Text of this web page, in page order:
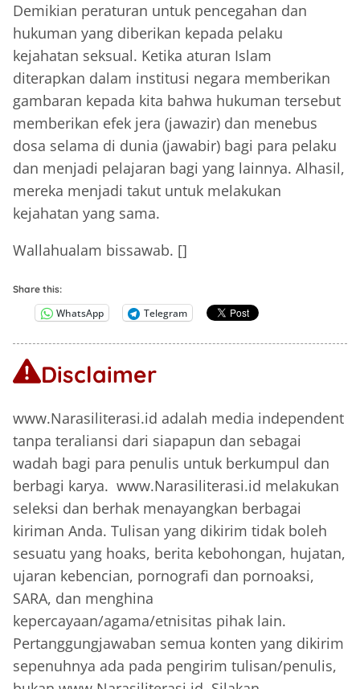
Demikian peraturan untuk pencegahan dan
hukuman yang diberikan kepada pelaku
kejahatan seksual. Ketika aturan Islam
diterapkan dalam institusi negara memberikan
gambaran kepada kita bahwa hukuman tersebut
memberikan efek jera (jawazir) dan menebus
dosa selama di dunia (jawabir) bagi para pelaku
dan menjadi pelajaran bagi yang lainnya. Alhasil,
mereka menjadi takut untuk melakukan
kejahatan yang sama.
Wallahualam bissawab. []
Share this:
WhatsApp Telegram
Disclaimer
www.Narasiliterasi.id adalah media independent
tanpa teraliansi dari siapapun dan sebagai
wadah bagi para penulis untuk berkumpul dan
berbagi karya. www.Narasiliterasi.id melakukan
seleksi dan berhak menayangkan berbagai
kiriman Anda. Tulisan yang dikirim tidak boleh
sesuatu yang hoaks, berita kebohongan, hujatan,
ujaran kebencian, pornografi dan pornoaksi,
SARA, dan menghina
kepercayaan/agama/etnisitas pihak lain.
Pertanggungjawaban semua konten yang dikirim
sepenuhnya ada pada pengirim tulisan/penulis,